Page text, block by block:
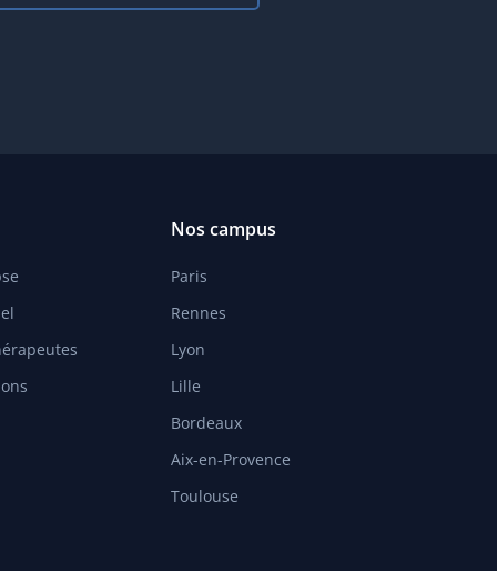
Nos campus
Paris
Rennes
Lyon
Lille
Bordeaux
Aix-en-Provence
Toulouse